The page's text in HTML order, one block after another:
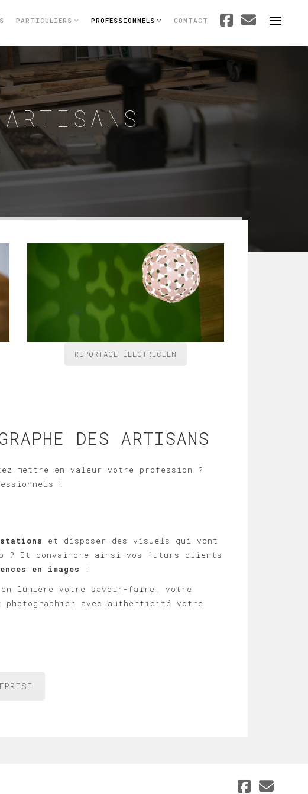
PARTICULIERS PROFESSIONNELS CONTACT
REPORTAGE ÉLECTRICIEN
DES ARTISANS
mettre en valeur votre profession ?
!
et disposer des visuels qui vont
? Et convaincre ainsi vos futurs clients
en images
!
en lumière votre savoir-faire, votre
avec authenticité votre